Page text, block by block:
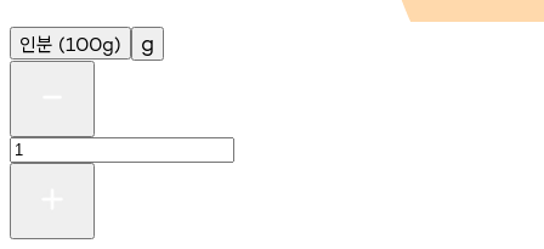
인분 (100g) g